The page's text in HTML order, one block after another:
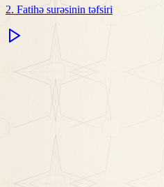
2. Fatihə surəsinin təfsiri